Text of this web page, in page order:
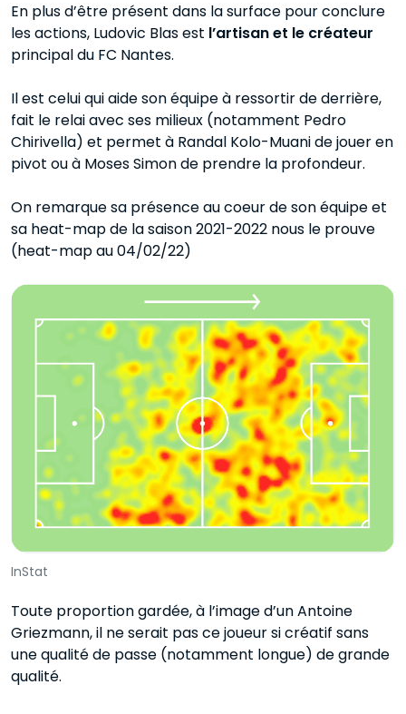
En plus d’être présent dans la surface pour conclure
les actions, Ludovic Blas est l’artisan et le créateur
principal du FC Nantes.
Il est celui qui aide son équipe à ressortir de derrière,
fait le relai avec ses milieux (notamment Pedro
Chirivella) et permet à Randal Kolo-Muani de jouer en
pivot ou à Moses Simon de prendre la profondeur.
On remarque sa présence au coeur de son équipe et
sa heat-map de la saison 2021-2022 nous le prouve
(heat-map au 04/02/22)
InStat
Toute proportion gardée, à l’image d’un Antoine
Griezmann, il ne serait pas ce joueur si créatif sans
une qualité de passe (notamment longue) de grande
qualité.